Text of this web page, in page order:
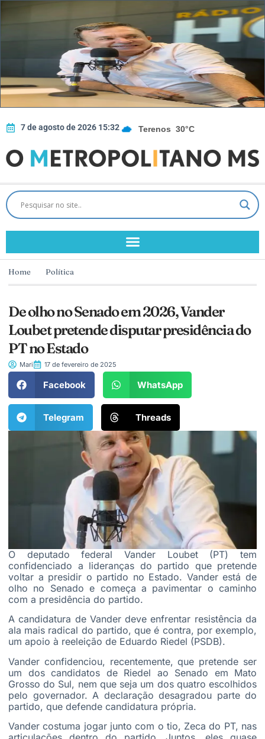
7 de agosto de 2026 15:32 Terenos 30°C
Home Política
De olho no Senado em 2026, Vander
Loubet pretende disputar presidência do
PT no Estado
Mari 17 de fevereiro de 2025
Facebook WhatsApp
Telegram Threads
O deputado federal Vander Loubet (PT) tem
confidenciado a lideranças do partido que pretende
voltar a presidir o partido no Estado. Vander está de
olho no Senado e começa a pavimentar o caminho
com a presidência do partido.
A candidatura de Vander deve enfrentar resistência da
ala mais radical do partido, que é contra, por exemplo,
um apoio à reeleição de Eduardo Riedel (PSDB).
Vander confidenciou, recentemente, que pretende ser
um dos candidatos de Riedel ao Senado em Mato
Grosso do Sul, nem que seja um dos quatro escolhidos
pelo governador. A declaração desagradou parte do
partido, que defende candidatura própria.
Vander costuma jogar junto com o tio, Zeca do PT, nas